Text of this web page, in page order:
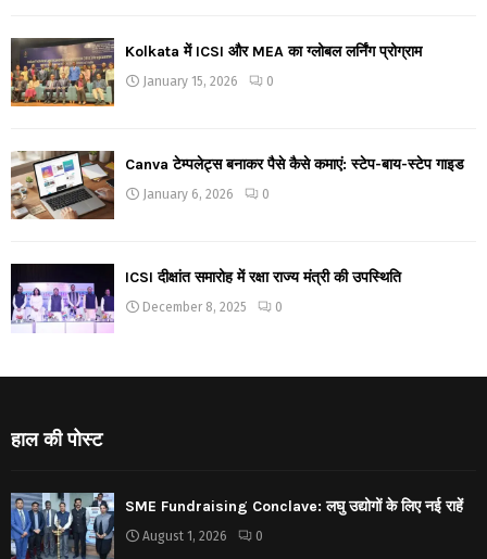
Kolkata में ICSI और MEA का ग्लोबल लर्निंग प्रोग्राम
January 15, 2026 0
Canva टेम्पलेट्स बनाकर पैसे कैसे कमाएं: स्टेप-बाय-स्टेप गाइड
January 6, 2026 0
ICSI दीक्षांत समारोह में रक्षा राज्य मंत्री की उपस्थिति
December 8, 2025 0
हाल की पोस्ट
SME Fundraising Conclave: लघु उद्योगों के लिए नई राहें
August 1, 2026 0